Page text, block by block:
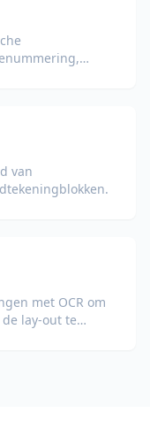
van
met OCR om
lay-out te